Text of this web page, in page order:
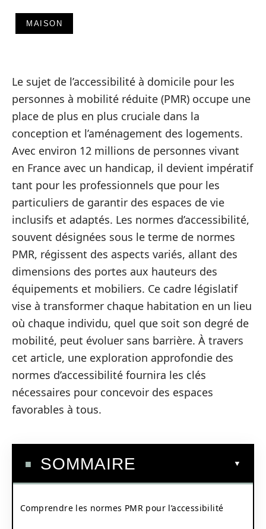
MAISON
Le sujet de l’accessibilité à domicile pour les
personnes à mobilité réduite (PMR) occupe une
place de plus en plus cruciale dans la
conception et l’aménagement des logements.
Avec environ 12 millions de personnes vivant
en France avec un handicap, il devient impératif
tant pour les professionnels que pour les
particuliers de garantir des espaces de vie
inclusifs et adaptés. Les normes d’accessibilité,
souvent désignées sous le terme de normes
PMR, régissent des aspects variés, allant des
dimensions des portes aux hauteurs des
équipements et mobiliers. Ce cadre législatif
vise à transformer chaque habitation en un lieu
où chaque individu, quel que soit son degré de
mobilité, peut évoluer sans barrière. À travers
cet article, une exploration approfondie des
normes d’accessibilité fournira les clés
nécessaires pour concevoir des espaces
favorables à tous.
SOMMAIRE
Comprendre les normes PMR pour l’accessibilité